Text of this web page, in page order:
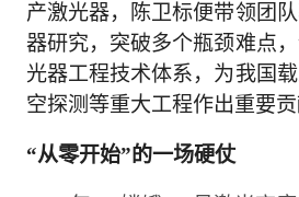
产激光器，陈卫标便带领团
器研究，突破多个瓶颈难点
光器工程技术体系，为我国
空探测等重大工程作出重要贡
“从零开始”的一场硬仗